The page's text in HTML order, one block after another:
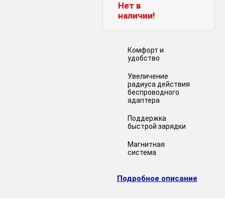
Нет в
наличии!
Комфорт и
удобство
Увеличение
радиуса действия
беспроводного
адаптера
Поддержка
быстрой зарядки
Магнитная
система
Подробное описание